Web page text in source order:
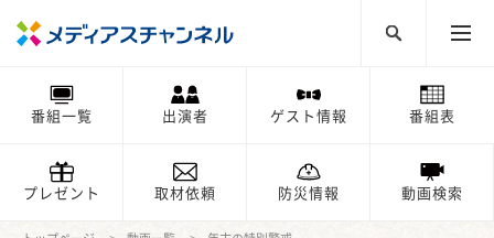
番組一覧 出演者 ゲスト情報 番組表
プレゼント 取材依頼 防災情報 動画検索